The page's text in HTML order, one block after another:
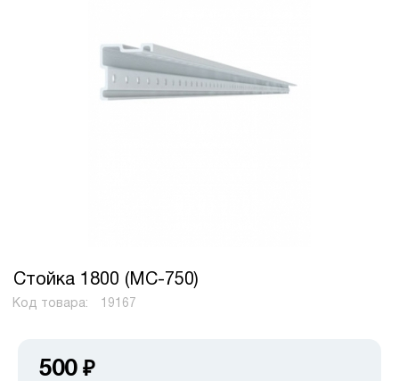
Стойка 1800 (МС-750)
Код товара: 19167
500 ₽